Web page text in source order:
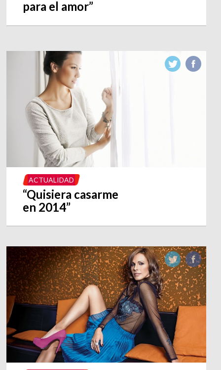
para el amor”
ACTUALIDAD
“Quisiera casarme
en 2014”